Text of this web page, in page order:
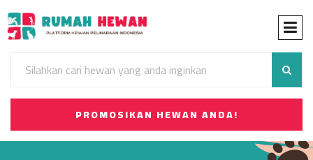
PROMOSIKAN HEWAN ANDA!